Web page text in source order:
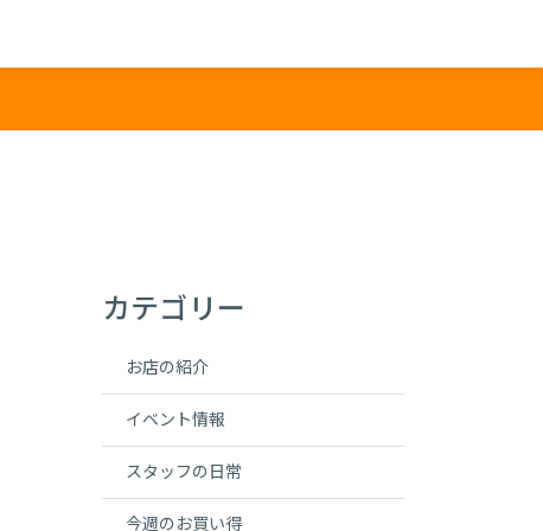
カテゴリー
お店の紹介
イベント情報
スタッフの日常
今週のお買い得